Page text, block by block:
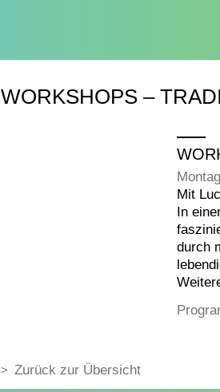
WORKSHOPS –
Mit
In
durch
Zurück zur Übersicht